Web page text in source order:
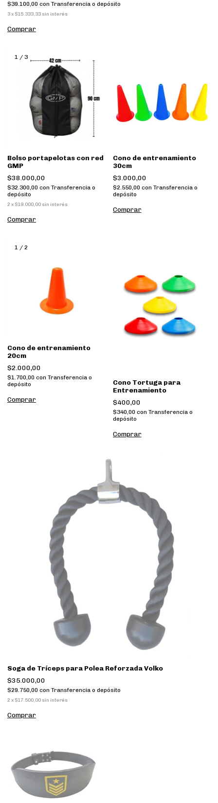
$39.100,00 con Transferencia o depósito
3x $15.333,33 sin interés
1 / 3
Bolso portapelotas con red
GMP
$38.000,00
$32.300,00 con Transferencia o
depósito
2 x $19.000,00 sin interés
Cono de entrenamiento
30cm
$3.000,00
$2.550,00 con Transferencia o
depósito
1 / 2
Cono de entrenamiento
20cm
$2.000,00
$1.700,00 con Transferencia o
depósito
Cono Tortuga para
Entrenamiento
$400,00
$340,00 con Transferencia o
depósito
Soga de Tríceps para Polea Reforzada Volko
$35.000,00
$29.750,00 con Transferencia o depósito
2 x $17.500,00 sin interés